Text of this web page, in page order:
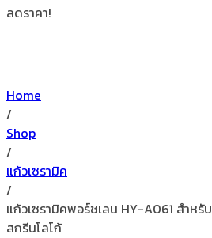
ลดราคา!
Home
/
Shop
/
แก้วเซรามิค
/
แก้วเซรามิคพอร์ชเลน HY-A061 สำหรั
สกรีนโลโก้